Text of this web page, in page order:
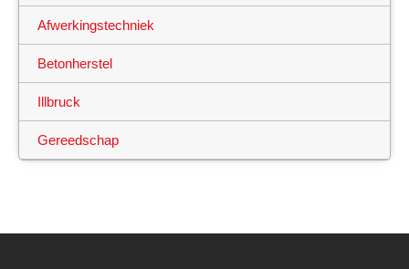
Afwerkingstechniek
Betonherstel
Illbruck
Gereedschap